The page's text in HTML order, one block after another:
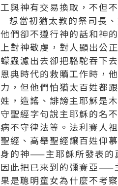
工與神有交易換取，不但
想當初猶太教的祭司長
他們卻不遵行神的話和神
上對神敬虔，對人顯出公
蠓蟲濾出去卻把駱駝吞下
恩典時代的救贖工作時，
力，但他們怕猶太百姓都
姓，造謠、誹謗主耶穌是
守聖經字句說主耶穌的名
病不守律法等。法利賽人
聖經、高舉聖經讓百姓仰
身的神——主耶穌所發表的
因此把已來到的彌賽亞——
果是聰明童女為什麼不考